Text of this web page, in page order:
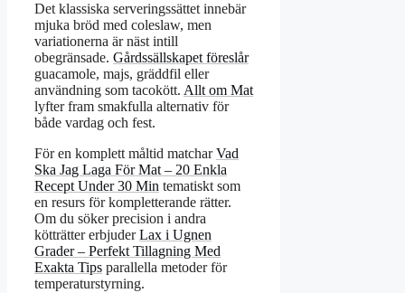
Det klassiska serveringssättet innebär
mjuka bröd med coleslaw, men
variationerna är näst intill
obegränsade. Gårdssällskapet föreslår
guacamole, majs, gräddfil eller
användning som tacokött. Allt om Mat
lyfter fram smakfulla alternativ för
både vardag och fest.
För en komplett måltid matcharVad
Ska Jag Laga För Mat – 20 Enkla
Recept Under 30 Min tematiskt som
en resurs för kompletterande rätter.
Om du söker precision i andra
kötträtter erbjuderLax i Ugnen
Grader – Perfekt Tillagning Med
Exakta Tips parallella metoder för
temperaturstyrning.